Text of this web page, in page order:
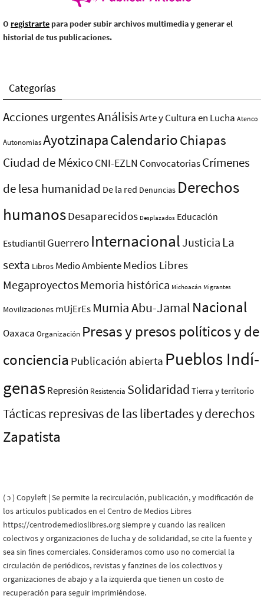
O registrarte para poder subir archivos multimedia y generar el
historial de tus publicaciones.
Categorías
Acciones urgentesAnálisisArte y Cultura en Lucha Atenco
AutonomíasAyotzinapaCalendarioChiapas
Ciudad de MéxicoCNI-EZLN ConvocatoriasCrímenes
de lesa humanidad De la red Denuncias Derechos
humanosDesaparecidos Desplazados Educación
Estudiantil Guerrero InternacionalJusticia La
sexta Libros Medio AmbienteMedios Libres
MegaproyectosMemoria histórica Michoacán Migrantes
Movilizaciones mUjErEs Mumia Abu-Jamal Nacional
Oaxaca Organización Presas y presos polí­ticos y de
conciencia Publicación abierta Pueblos Indí­
genasRepresión Resistencia Solidaridad Tierra y territorio
Tácticas represivas de las libertades y derechos
Zapatista
( ɔ ) Copyleft | Se permite la recirculación, publicación, y modificación de
los artículos publicados en el Centro de Medios Libres
https://centrodemedioslibres.org siempre y cuando las realicen
colectivos y organizaciones de lucha y de solidaridad, se cite la fuente y
sea sin fines comerciales. Consideramos como uso no comercial la
circulación de periódicos, revistas y fanzines de los colectivos y
organizaciones de abajo y a la izquierda que tienen un costo de
recuperación para seguir imprimiéndose.